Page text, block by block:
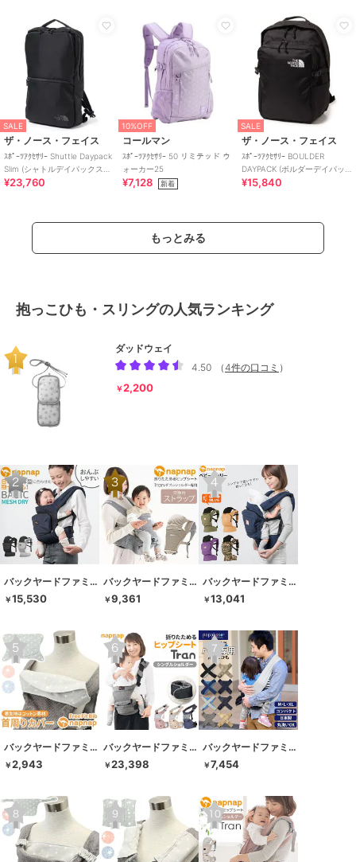
SALE
ザ・ノース・フェイス
ｽﾎﾟｰﾂｱｸｾｻﾘｰ Shuttle Daypack
Slim (シャトルデイパックスリ
ム)
¥23,760
10%OFF
コールマン
ｽﾎﾟｰﾂｱｸｾｻﾘｰ 50 リミテッド ウ
ォーカー25
¥7,128 新着
SALE
ザ・ノース・フェイス
ｽﾎﾟｰﾂｱｸｾｻﾘｰ BOULDER
DAYPACK (ボルダーデイパッ
ク)
¥15,840
もっとみる
抱っこひも・スリングの人気ランキング
ダッドウェイ
4.50
（4件の口コミ ）
￥2,200
バックヤードファミリー
￥15,530
バックヤードファミリー
￥9,361
バックヤードファミリー
￥13,041
バックヤードファミリー
￥2,943
バックヤードファミリー
￥23,398
バックヤードファミリー
￥7,454